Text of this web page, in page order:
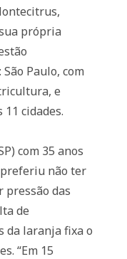
própria
Paulo, com
e
cidades.
com 35 anos
não ter
pressão das
de
da laranja fixa o
“Em 15